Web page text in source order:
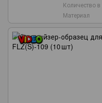
Количество
Материал